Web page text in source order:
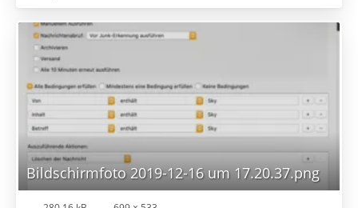
Bildschirmfoto 2019-12-16 um 17.20.37.png